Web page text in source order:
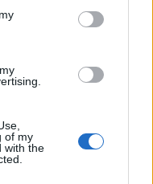
of my
with the